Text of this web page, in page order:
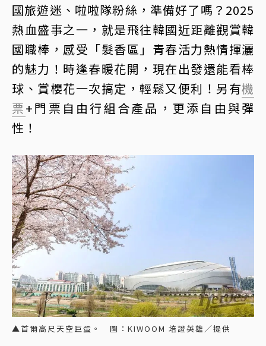
國旅遊迷、啦啦隊粉絲，準備好了嗎？2025
熱血盛事之一，就是飛往韓國近距離觀賞韓
國職棒，感受「髮香區」青春活力熱情揮灑
的魅力！時逢春暖花開，現在出發還能看棒
球、賞櫻花一次搞定，輕鬆又便利！另有機
票+門票自由行組合產品，更添自由與彈
性！
▲首爾高尺天空巨蛋。 圖：KIWOOM 培證英雄／提供